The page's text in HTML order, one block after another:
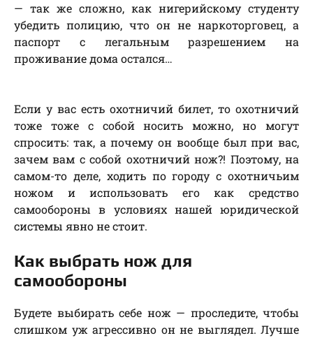
— так же сложно, как нигерийскому студенту
убедить полицию, что он не наркоторговец, а
паспорт с легальным разрешением на
проживание дома остался…
Если у вас есть охотничий билет, то охотничий
тоже тоже с собой носить можно, но могут
спросить: так, а почему он вообще был при вас,
зачем вам с собой охотничий нож?! Поэтому, на
самом-то деле, ходить по городу с охотничьим
ножом и использовать его как средство
самообороны в условиях нашей юридической
системы явно не стоит.
Как выбрать нож для
самообороны
Будете выбирать себе нож — проследите, чтобы
слишком уж агрессивно он не выглядел. Лучше